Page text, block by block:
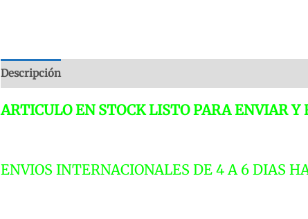
Descripción
ARTICULO EN STOCK LISTO PARA ENVIAR Y
ENVIOS INTERNACIONALES DE 4 A 6 DIAS